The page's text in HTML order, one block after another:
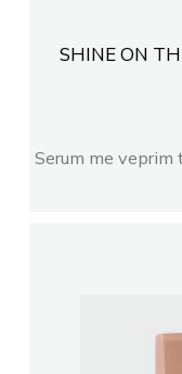
SHINE ON
Serum me